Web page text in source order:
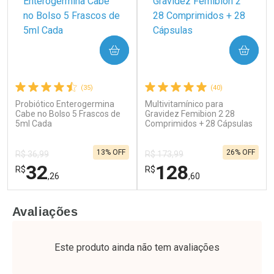
Ativar Desconto
Por R$ 39,99/cada
Comprar sem Desconto
Ativar Desconto
Por R$ 37,25/cada
Comprar sem Desconto
(35)
Probiótico Enterogermina
Cabe no Bolso 5 Frascos de
5ml Cada
R$ 36,99
R$32,26
13% OFF
COMPRAR
Laboratório
Por Menos
(40)
Multivitamínico para
Gravidez Femibion 2 28
Comprimidos + 28 Cápsulas
R$ 173,99
R$128,60
26% OFF
COMPRAR
Laboratório
Por Menos
Avaliações
Este produto ainda não tem avaliações